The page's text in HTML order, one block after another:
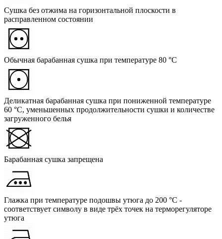
Сушка без отжима на горизонтальной плоскости в
расправленном состоянии
Обычная барабанная сушка при температуре 80 °C
Деликатная барабанная сушка при пониженной температуре
60 °C, уменьшенных продолжительности сушки и количестве
загруженного белья
Барабанная сушка запрещена
Глажка при температуре подошвы утюга до 200 °C -
соответствует символу в виде трёх точек на терморегуляторе
утюга